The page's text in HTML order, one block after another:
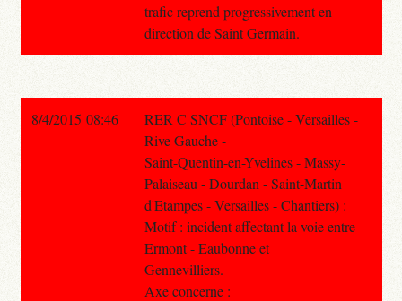
trafic reprend progressivement en
direction de Saint Germain.
8/4/2015 08:46
RER C SNCF (Pontoise - Versailles -
Rive Gauche -
Saint-Quentin-en-Yvelines - Massy-
Palaiseau - Dourdan - Saint-Martin
d'Etampes - Versailles - Chantiers) :
Motif : incident affectant la voie entre
Ermont - Eaubonne et
Gennevilliers.
Axe concerne :